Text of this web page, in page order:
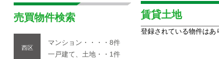
売買物件検索
西区
マンション・・・・8件
一戸建て、土地・・1件
賃貸土地
登録されている物件はあ